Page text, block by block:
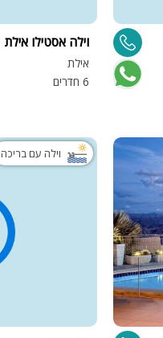
וילה אסטילו אילת
אילת
6 חדרים
וילה עם בריכה